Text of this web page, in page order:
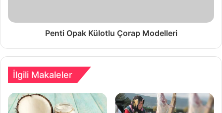
Penti Opak Külotlu Çorap Modelleri
İlgili Makaleler